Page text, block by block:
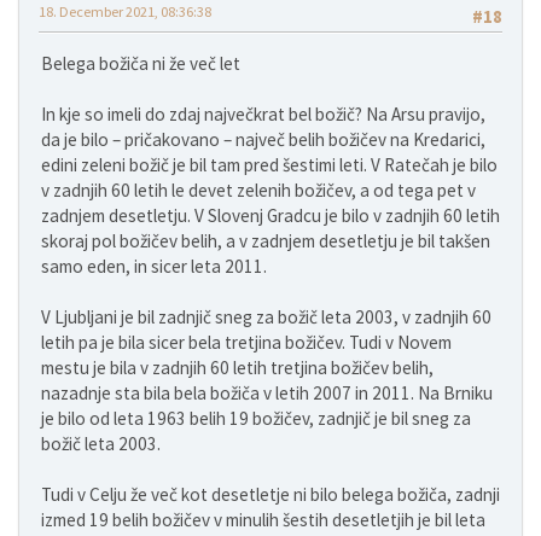
#18
18. December 2021, 08:36:38
Belega božiča ni že več let
In kje so imeli do zdaj največkrat bel božič? Na Arsu pravijo,
da je bilo – pričakovano – največ belih božičev na Kredarici,
edini zeleni božič je bil tam pred šestimi leti. V Ratečah je bilo
v zadnjih 60 letih le devet zelenih božičev, a od tega pet v
zadnjem desetletju. V Slovenj Gradcu je bilo v zadnjih 60 letih
skoraj pol božičev belih, a v zadnjem desetletju je bil takšen
samo eden, in sicer leta 2011.
V Ljubljani je bil zadnjič sneg za božič leta 2003, v zadnjih 60
letih pa je bila sicer bela tretjina božičev. Tudi v Novem
mestu je bila v zadnjih 60 letih tretjina božičev belih,
nazadnje sta bila bela božiča v letih 2007 in 2011. Na Brniku
je bilo od leta 1963 belih 19 božičev, zadnjič je bil sneg za
božič leta 2003.
Tudi v Celju že več kot desetletje ni bilo belega božiča, zadnji
izmed 19 belih božičev v minulih šestih desetletjih je bil leta